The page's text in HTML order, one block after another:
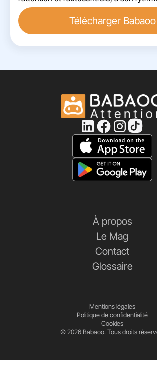
Télécharger Babaoo
À propos
Le Mag
Contact
Glossaire
© 2026 Babaoo. Tous droits
Mentions légales
Politique de confidentialité
Cookies